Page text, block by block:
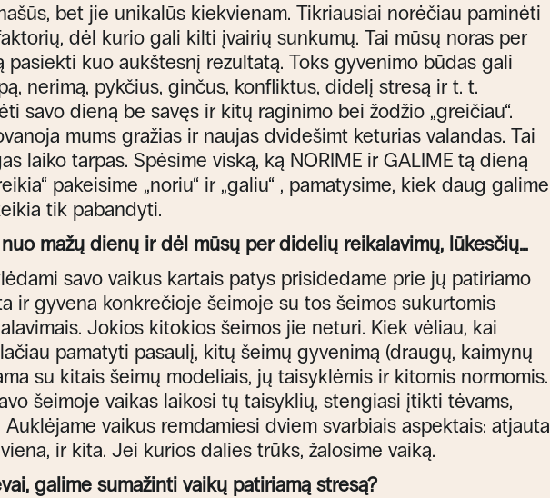
bet jie unikalūs kiekvienam. Tikriausiai norėčiau paminėti
dėl kurio gali kilti įvairių sunkumų. Tai mūsų noras per
pasiekti kuo aukštesnį rezultatą. Toks gyvenimo būdas gali
nerimą, pykčius, ginčus, konfliktus, didelį stresą ir t. t.
savo dieną be savęs ir kitų raginimo bei žodžio „greičiau“.
mums gražias ir naujas dvidešimt keturias valandas. Tai
laiko tarpas. Spėsime viską, ką NORIME ir GALIME tą dieną
pakeisime „noriu“ ir „galiu“ , pamatysime, kiek daug galime
tik pabandyti.
mažų dienų ir dėl mūsų per didelių reikalavimų, lūkesčių...
savo vaikus kartais patys prisidedame prie jų patiriamo
ir gyvena konkrečioje šeimoje su tos šeimos sukurtomis
Jokios kitokios šeimos jie neturi. Kiek vėliau, kai
pamatyti pasaulį, kitų šeimų gyvenimą (draugų, kaimynų
su kitais šeimų modeliais, jų taisyklėmis ir kitomis normomis.
šeimoje vaikas laikosi tų taisyklių, stengiasi įtikti tėvams,
vaikus remdamiesi dviem svarbiais aspektais: atjauta
ir kita. Jei kurios dalies trūks, žalosime vaiką.
galime sumažinti vaikų patiriamą stresą?